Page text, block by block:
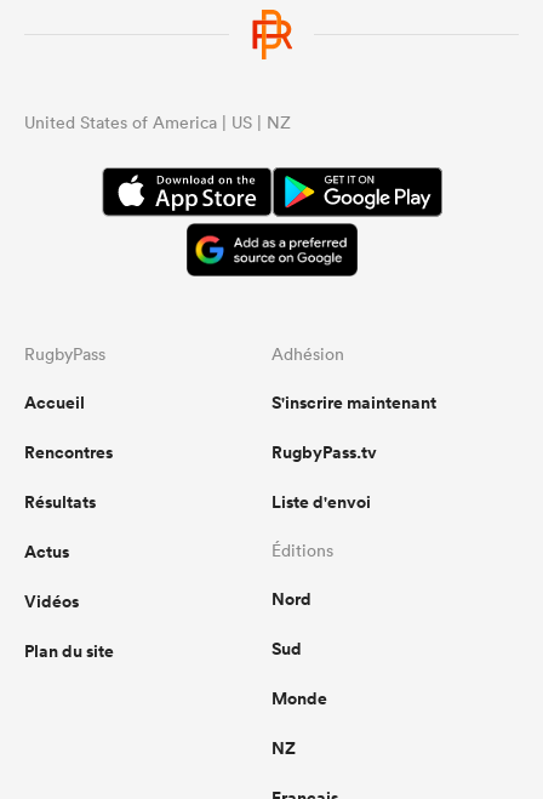
United States of America | US | NZ
RugbyPass
Accueil
Rencontres
Résultats
Actus
Vidéos
Plan du site
Adhésion
S'inscrire maintenant
RugbyPass.tv
Liste d'envoi
Éditions
Nord
Sud
Monde
NZ